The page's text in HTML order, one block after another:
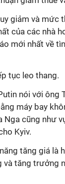
giảm và mức
của các nhà
mới nhất về
tục leo thang.
nói với ông
máy bay
Nga cũng như
Kyiv.
tăng giá là
tăng trưởng